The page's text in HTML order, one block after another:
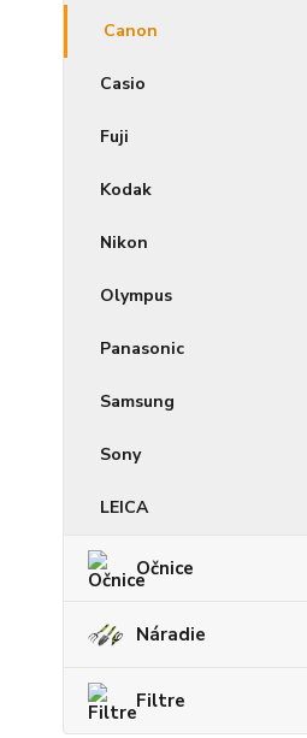
Canon
Casio
Fuji
Kodak
Nikon
Olympus
Panasonic
Samsung
Sony
LEICA
Očnice
Náradie
Filtre